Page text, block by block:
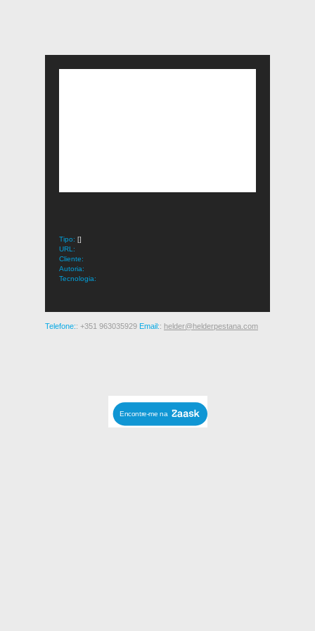
Tipo: []
URL:
Cliente:
Autoria:
Tecnologia:
Telefone:: +351 963035929 Email:: helder@helderpestana.com